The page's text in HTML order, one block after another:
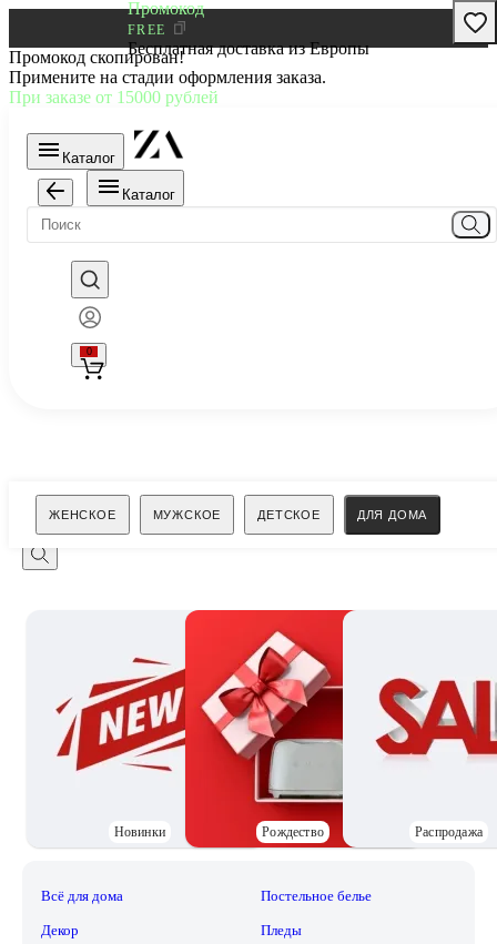
Промокод
FREE
Бесплатная доставка из Европы
Промокод скопирован!
Примените на стадии оформления заказа.
При заказе от 15000 рублей
Каталог
Каталог
0
ЖЕНСКОЕ МУЖСКОЕ ДЕТСКОЕ ДЛЯ ДОМА
Поиск
Новинки Рождество Распродажа
Всё для дома Постельное белье
Декор Пледы